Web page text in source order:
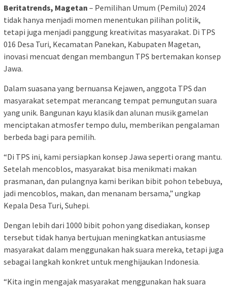
Beritatrends, Magetan – Pemilihan Umum (Pemilu) 2024
tidak hanya menjadi momen menentukan pilihan politik,
tetapi juga menjadi panggung kreativitas masyarakat. Di TPS
016 Desa Turi, Kecamatan Panekan, Kabupaten Magetan,
inovasi mencuat dengan membangun TPS bertemakan konsep
Jawa.
Dalam suasana yang bernuansa Kejawen, anggota TPS dan
masyarakat setempat merancang tempat pemungutan suara
yang unik. Bangunan kayu klasik dan alunan musik gamelan
menciptakan atmosfer tempo dulu, memberikan pengalaman
berbeda bagi para pemilih.
“Di TPS ini, kami persiapkan konsep Jawa seperti orang mantu.
Setelah mencoblos, masyarakat bisa menikmati makan
prasmanan, dan pulangnya kami berikan bibit pohon tebebuya,
jadi mencoblos, makan, dan menanam bersama,” ungkap
Kepala Desa Turi, Suhepi.
Dengan lebih dari 1000 bibit pohon yang disediakan, konsep
tersebut tidak hanya bertujuan meningkatkan antusiasme
masyarakat dalam menggunakan hak suara mereka, tetapi juga
sebagai langkah konkret untuk menghijaukan Indonesia.
“Kita ingin mengajak masyarakat menggunakan hak suara